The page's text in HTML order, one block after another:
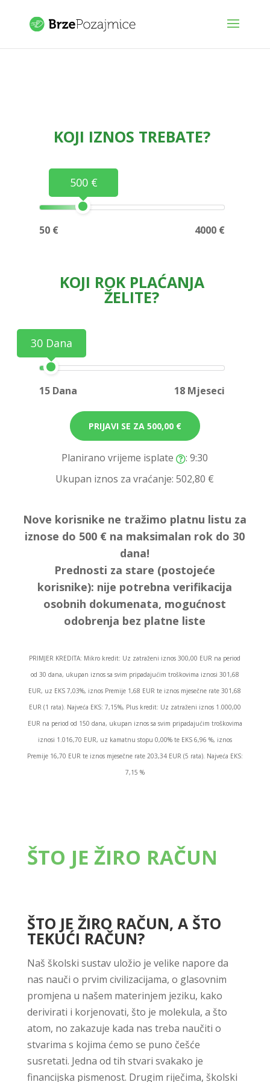
KOJI IZNOS TREBATE?
500 €
50 € 4000 €
KOJI ROK PLAĆANJA
ŽELITE?
30 Dana
15 Dana 18 Mjeseci
PRIJAVI SE ZA 500,00 €
Planirano vrijeme isplate
: 9:30
Ukupan iznos za vraćanje:502,80 €
Nove korisnike ne tražimo platnu listu za
iznose do 500 € na maksimalan rok do 30
dana!
Prednosti za stare (postojeće
korisnike): nije potrebna verifikacija
osobnih dokumenata, mogućnost
odobrenja bez platne liste
PRIMJER KREDITA: Mikro kredit: Uz zatraženi iznos 300,00 EUR na period
od 30 dana, ukupan iznos sa svim pripadajućim troškovima iznosi 301,68
EUR, uz EKS 7,03%, iznos Premije 1,68 EUR te iznos mjesečne rate 301,68
EUR (1 rata). Najveća EKS: 7,15%, Plus kredit: Uz zatraženi iznos 1.000,00
EUR na period od 150 dana, ukupan iznos sa svim pripadajućim troškovima
iznosi 1.016,70 EUR, uz kamatnu stopu 0,00% te EKS 6,96 %, iznos
Premije 16,70 EUR te iznos mjesečne rate 203,34 EUR (5 rata). Najveća EKS:
7,15 %
ŠTO JE ŽIRO RAČUN
ŠTO JE ŽIRO RAČUN, A ŠTO
TEKUĆI RAČUN?
Naš školski sustav uložio je velike napore da
nas nauči o prvim civilizacijama, o glasovnim
promjena u našem materinjem jeziku, kako
derivirati i korjenovati, što je molekula, a što
atom, no zakazuje kada nas treba naučiti o
stvarima s kojima ćemo se puno češće
susretati. Jedna od tih stvari svakako je
financijska pismenost. Drugim riječima, školski